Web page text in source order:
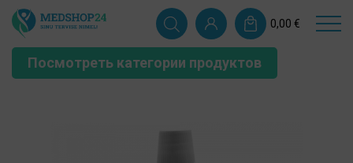
0,00 €
Посмотреть категории продуктов